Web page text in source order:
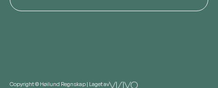
Copyright © Høilund Regnskap | Laget av